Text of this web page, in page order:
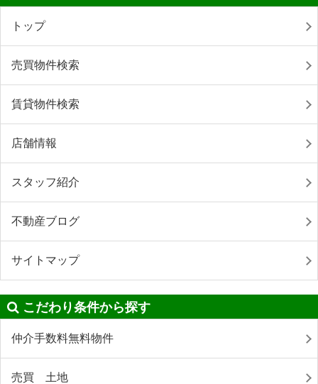
トップ
売買物件検索
賃貸物件検索
店舗情報
スタッフ紹介
不動産ブログ
サイトマップ
こだわり条件から探す
仲介手数料無料物件
売買 土地